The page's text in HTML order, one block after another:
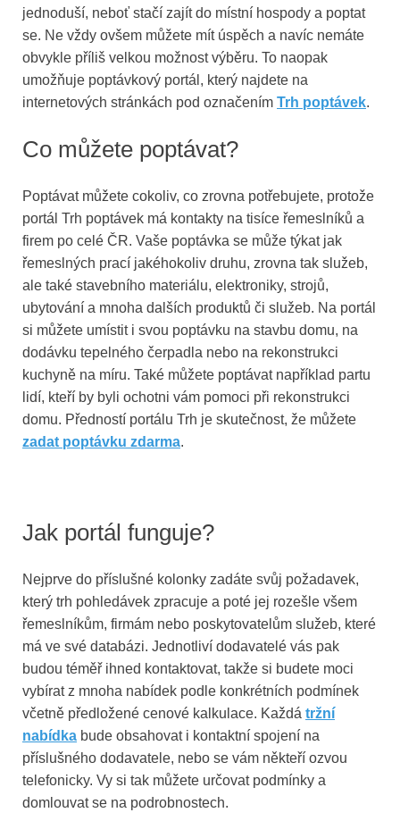
jednoduší, neboť stačí zajít do místní hospody a poptat
se. Ne vždy ovšem můžete mít úspěch a navíc nemáte
obvykle příliš velkou možnost výběru. To naopak
umožňuje poptávkový portál, který najdete na
internetových stránkách pod označením Trh poptávek.
Co můžete poptávat?
Poptávat můžete cokoliv, co zrovna potřebujete, protože
portál Trh poptávek má kontakty na tisíce řemeslníků a
firem po celé ČR. Vaše poptávka se může týkat jak
řemeslných prací jakéhokoliv druhu, zrovna tak služeb,
ale také stavebního materiálu, elektroniky, strojů,
ubytování a mnoha dalších produktů či služeb. Na portál
si můžete umístit i svou poptávku na stavbu domu, na
dodávku tepelného čerpadla nebo na rekonstrukci
kuchyně na míru. Také můžete poptávat například partu
lidí, kteří by byli ochotni vám pomoci při rekonstrukci
domu. Předností portálu Trh je skutečnost, že můžete
zadat poptávku zdarma.
Jak portál funguje?
Nejprve do příslušné kolonky zadáte svůj požadavek,
který trh pohledávek zpracuje a poté jej rozešle všem
řemeslníkům, firmám nebo poskytovatelům služeb, které
má ve své databázi. Jednotliví dodavatelé vás pak
budou téměř ihned kontaktovat, takže si budete moci
vybírat z mnoha nabídek podle konkrétních podmínek
včetně předložené cenové kalkulace. Každá tržní
nabídka bude obsahovat i kontaktní spojení na
příslušného dodavatele, nebo se vám někteří ozvou
telefonicky. Vy si tak můžete určovat podmínky a
domlouvat se na podrobnostech.